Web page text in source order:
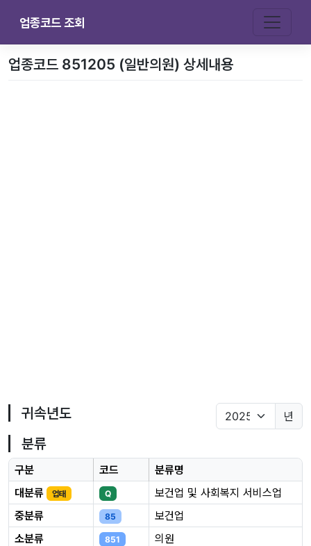
업종코드 조회
업종코드 851205 (일반의원) 상세내용
귀속년도 년
분류
구분 코드
분류명
대분류
업태 Q
보건업 및 사회복지 서비스업
중분류
85
보건업
소분류
851
의원